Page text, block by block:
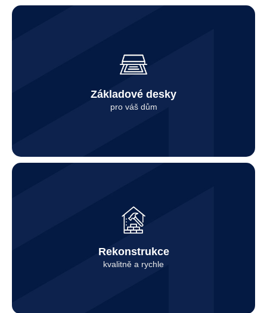
Základové desky
pro váš dům
Rekonstrukce
kvalitně a rychle